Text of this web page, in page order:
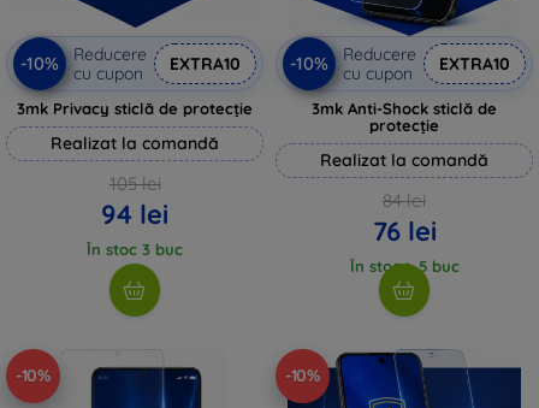
-10%
Reducere
cu cupon
EXTRA10
3mk Privacy sticlă de protecție
Realizat la comandă
105 lei
94 lei
În stoc 3 buc
-10%
Reducere
cu cupon
EXTRA10
3mk Anti-Shock sticlă de
protecție
Realizat la comandă
84 lei
76 lei
În stoc > 5 buc
-10% -10%